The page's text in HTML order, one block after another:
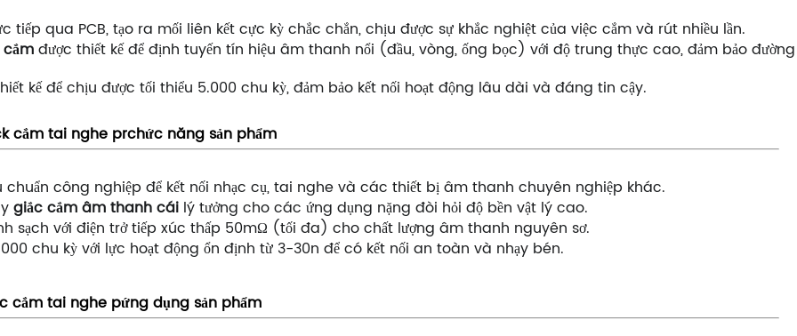
qua PCB, tạo ra mối liên kết cực kỳ chắc chắn, chịu được sự khắc nghiệt của việc cắm và rút nhiều lần.
được thiết kế để định tuyến tín hiệu âm thanh nổi (đầu, vòng, ống bọc) với độ trung thực cao, đảm bảo
kế để chịu được tối thiểu 5.000 chu kỳ, đảm bảo kết nối hoạt động lâu dài và đáng tin cậy.
cắm tai nghe prchức năng sản phẩm
công nghiệp để kết nối nhạc cụ, tai nghe và các thiết bị âm thanh chuyên nghiệp khác.
giắc cắm âm thanh cái lý tưởng cho các ứng dụng nặng đòi hỏi độ bền vật lý cao.
sạch với điện trở tiếp xúc thấp 50mΩ (tối đa) cho chất lượng âm thanh nguyên sơ.
chu kỳ với lực hoạt động ổn định từ 3-30n để có kết nối an toàn và nhạy bén.
cắm tai nghe pứng dụng sản phẩm